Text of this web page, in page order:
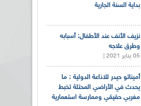
بداية السنة الجارية
نزيف الأنف عند الأطفال: أسبابه
وطرق علاجه
05 يناير 2021 |
أميناتو حيدر للاذاعة الدولية : ما
يحدث في الأراضي المحتلة تخبط
مغربي حقيقي وممارسة استعمارية